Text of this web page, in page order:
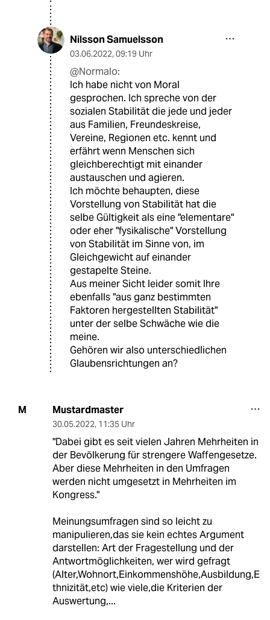
Nilsson Samuelsson
03.06.2022, 09:19 Uhr
@Normalo:
Ich habe nicht von Moral
gesprochen. Ich spreche von der
sozialen Stabilität die jede und jeder
aus Familien, Freundeskreise,
Vereine, Regionen etc. kennt und
erfährt wenn Menschen sich
gleichberechtigt mit einander
austauschen und agieren.
Ich möchte behaupten, diese
Vorstellung von Stabilität hat die
selbe Gültigkeit als eine "elementare"
oder eher "fysikalische" Vorstellung
von Stabilität im Sinne von, im
Gleichgewicht auf einander
gestapelte Steine.
Aus meiner Sicht leider somit Ihre
ebenfalls "aus ganz bestimmten
Faktoren hergestellten Stabilität"
unter der selbe Schwäche wie die
meine.
Gehören wir also unterschiedlichen
Glaubensrichtungen an?
M Mustardmaster
30.05.2022, 11:35 Uhr
"Dabei gibt es seit vielen Jahren Mehrheiten in
der Bevölkerung für strengere Waffengesetze.
Aber diese Mehrheiten in den Umfragen
werden nicht umgesetzt in Mehrheiten im
Kongress."
Meinungsumfragen sind so leicht zu
manipulieren,das sie kein echtes Argument
darstellen: Art der Fragestellung und der
Antwortmöglichkeiten, wer wird gefragt
(Alter,Wohnort,Einkommenshöhe,Ausbildung,E
thnizität,etc) wie viele,die Kriterien der
Auswertung,...